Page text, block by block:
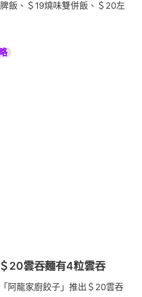
飯、＄19燒味雙併飯、＄20左
20雲吞麵有4粒雲吞
阿龍家廚餃子」推出＄20雲吞